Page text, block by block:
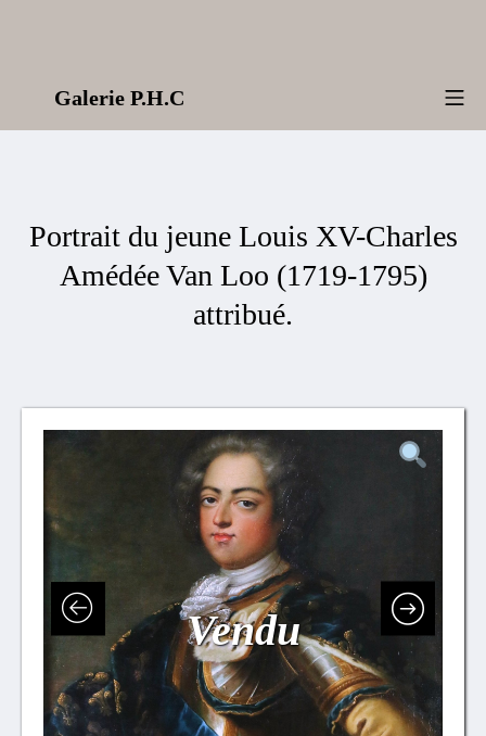
Galerie P.H.C
Portrait du jeune Louis XV-Charles
Amédée Van Loo (1719-1795)
attribué.
Vendu